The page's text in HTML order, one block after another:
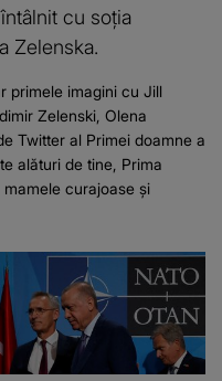
cu soţia
Zelenska.
primele imagini cu Jill
Zelenski, Olena
Twitter al Primei doamne a
alături de tine, Prima
curajoase și